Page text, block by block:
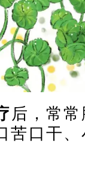
后，常
苦口干